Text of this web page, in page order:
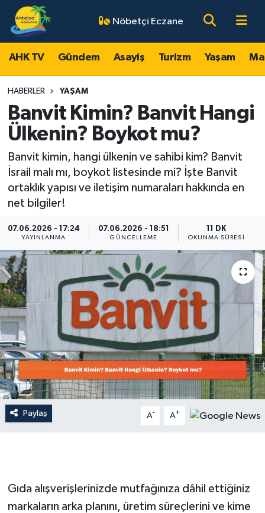
Nöbetçi Eczane
AHK TV Gündem Asayiş Turizm Yaşam
HABERLER YAŞAM
Banvit Kimin? Banvit Hangi
Ülkenin? Boykot mu?
Banvit kimin, hangi ülkenin ve sahibi kim? Banvit
İsrail malı mı, boykot listesinde mi? İşte Banvit
ortaklık yapısı ve iletişim numaraları hakkında en
net bilgiler!
07.06.2026 - 17:24
YAYINLANMA
07.06.2026 - 18:51
GÜNCELLEME
11 DK
OKUNMA SÜRESI
Paylaş A- A+
Gıda alışverişlerinizde mutfağınıza dâhil ettiğiniz
markaların arka planını, üretim süreçlerini ve kime
AHK TV
Gündem
Asayiş
Turizm
Yaşam
Magazin
Ekonomi
Spor
Dünya
Resmi Reklamlar
Antalya Nöbetçi Eczaneler
Antalya Hava Durumu
Antalya Namaz Vakitleri
Antalya Trafik Yoğunluk Haritası
Süper Lig Puan Durumu ve Fikstür
Tüm Manşetler
Son Dakika Haberleri
Haber Arşivi